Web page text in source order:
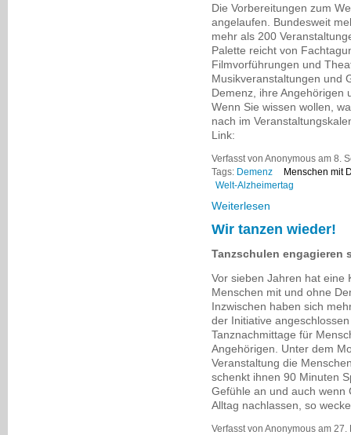
Die Vorbereitungen zum
angelaufen. Bundesweit
mehr als 200
Palette reicht von
Filmvorführungen und
Musikveranstaltungen und
Demenz, ihre Angehörigen
Wenn Sie wissen wollen,
nach im
Link:
Verfasst von Anonymous am 8.
Tags: Demenz
Menschen mit
Welt-Alzheimertag
Weiterlesen
Wir tanzen wieder!
Tanzschulen engagieren
Vor sieben Jahren hat eine
Menschen mit und ohne
Inzwischen haben sich
der Initiative
Tanznachmittage für
Angehörigen. Unter dem
Veranstaltung die
schenkt ihnen 90 Minuten
Gefühle an und auch wenn
Alltag nachlassen, so
Verfasst von Anonymous am